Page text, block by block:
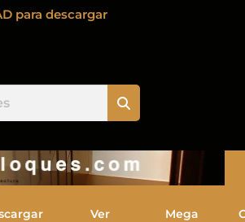
para descargar
Ver Mega